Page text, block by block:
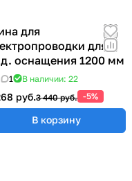
для
для
оснащения 1200 мм
1 В наличии: 22
руб.3 440 руб. -5%
В корзину